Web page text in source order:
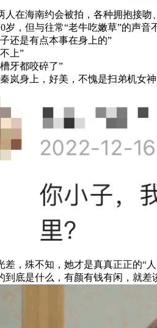
人在海南约会被拍，各种拥抱接
岁，但与往常“老牛吃嫩草”的声音
还是有点本事在身上的”
上”
牙都咬碎了”
岚身上，好美，不愧是扫弟机女神
差，殊不知，她才是真真正正的“人
到底是什么，有颜有钱有闲，就差